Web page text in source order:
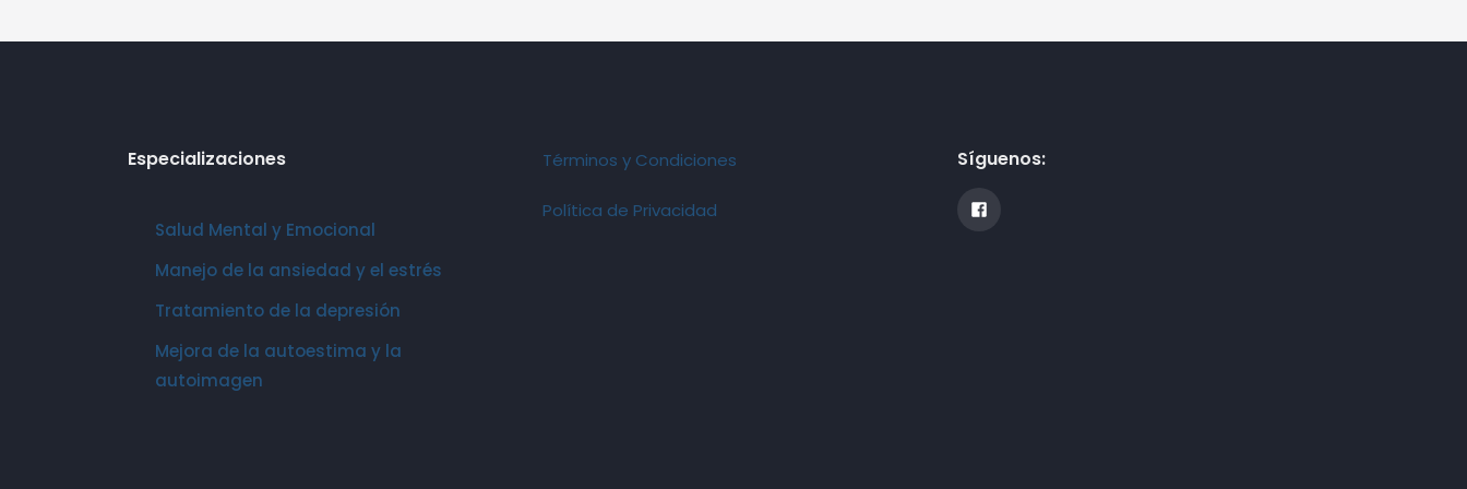
Especializaciones
Salud Mental y Emocional
Manejo de la ansiedad y el estrés
Tratamiento de la depresión
Mejora de la autoestima y la
autoimagen
Términos y Condiciones
Política de Privacidad
Síguenos: